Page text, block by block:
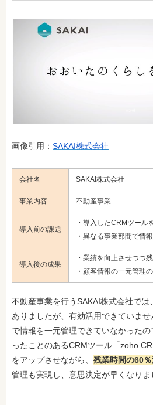
画像引用： SAKAI株式会社
会社名 SAKAI株式会社
事業内容 不動産事業
導入前の課題
・導入したCRMツール
・異なる事業部間で情
導入後の成果
・業績を向上させつつ
・顧客情報の一元管理
不動産事業を行うSAKAI株式会社で
ありましたが、有効活用できていま
で情報を一元管理できていなかった
ったことのあるCRMツール「zoho
をアップさせながら、 残業時間の60％
管理も実現し、意思決定が早くなりま